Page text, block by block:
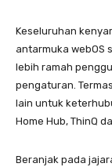
Keseluruhan
antarmuka webOS
lebih ramah
pengaturan.
lain untuk
Home Hub, ThinQ
Beranjak pada